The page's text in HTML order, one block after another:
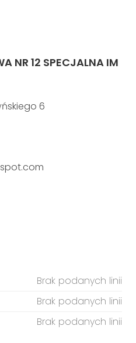
NR 12 SPECJALNA IM
6
Brak podanych linii
Brak podanych linii
Brak podanych linii